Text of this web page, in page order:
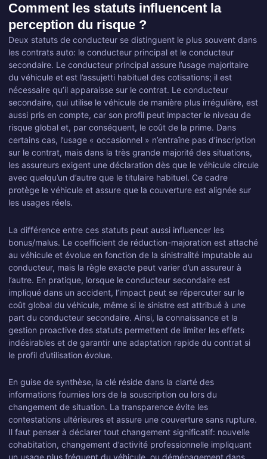
Comment les statuts influencent la
perception du risque ?
Deux statuts de conducteur se distinguent le plus souvent dans
les contrats auto: le conducteur principal et le conducteur
secondaire. Le conducteur principal assure l’usage majoritaire
du véhicule et est l’assujetti habituel des cotisations; il est
nécessaire qu’il apparaisse sur le contrat. Le conducteur
secondaire, qui utilise le véhicule de manière plus irrégulière, est
aussi pris en compte, car son profil peut impacter le niveau de
risque global et, par conséquent, le coût de la prime. Dans
certains cas, l’usage « occasionnel » n’entraîne pas d’inscription
sur le contrat, mais dans la très grande majorité des situations,
les assureurs exigent une déclaration dès que le véhicule circule
avec quelqu’un d’autre que le titulaire habituel. Ce cadre
protège le véhicule et assure que la couverture est alignée sur
les usages réels.
La différence entre ces statuts peut aussi influencer les
bonus/malus. Le coefficient de réduction-majoration est attaché
au véhicule et évolue en fonction de la sinistralité imputable au
conducteur, mais la règle exacte peut varier d’un assureur à
l’autre. En pratique, lorsque le conducteur secondaire est
impliqué dans un accident, l’impact peut se répercuter sur le
coût global du véhicule, même si le sinistre est attribué à une
part du conducteur secondaire. Ainsi, la connaissance et la
gestion proactive des statuts permettent de limiter les effets
indésirables et de garantir une adaptation rapide du contrat si
le profil d’utilisation évolue.
En guise de synthèse, la clé réside dans la clarté des
informations fournies lors de la souscription ou lors du
changement de situation. La transparence évite les
contestations ultérieures et assure une couverture sans rupture.
Il faut penser à déclarer tout changement significatif: nouvelle
cohabitation, changement d’activité professionnelle impliquant